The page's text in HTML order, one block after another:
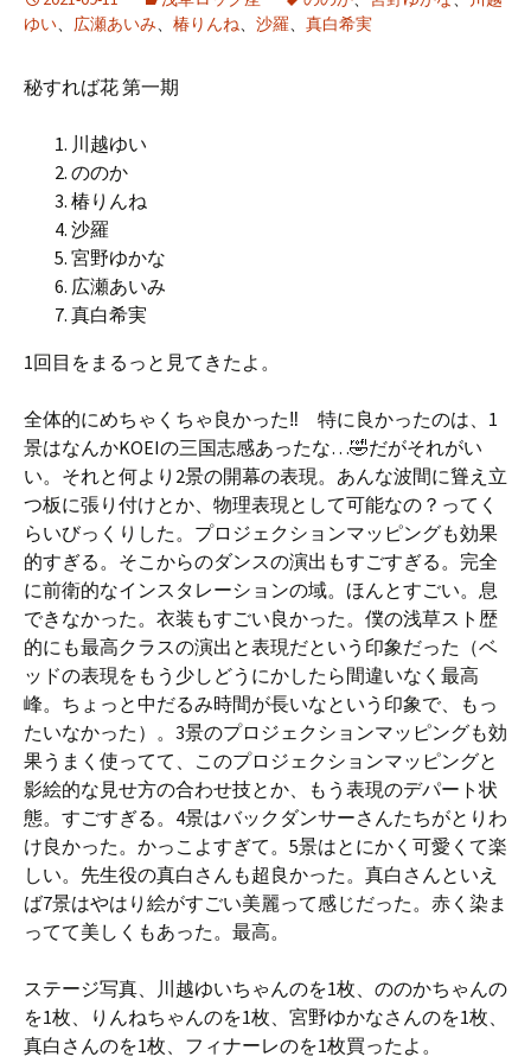
ゆい、 広瀬あいみ、 椿りんね、 沙羅、 真白希実
秘すれば花 第一期
川越ゆい
ののか
椿りんね
沙羅
宮野ゆかな
広瀬あいみ
真白希実
1回目をまるっと見てきたよ。
全体的にめちゃくちゃ良かった‼ 特に良かったのは、1
景はなんかKOEIの三国志感あったな…🤣だがそれがい
い。それと何より2景の開幕の表現。あんな波間に聳え立
つ板に張り付けとか、物理表現として可能なの？ってく
らいびっくりした。プロジェクションマッピングも効果
的すぎる。そこからのダンスの演出もすごすぎる。完全
に前衛的なインスタレーションの域。ほんとすごい。息
できなかった。衣装もすごい良かった。僕の浅草スト歴
的にも最高クラスの演出と表現だという印象だった（ベ
ッドの表現をもう少しどうにかしたら間違いなく最高
峰。ちょっと中だるみ時間が長いなという印象で、もっ
たいなかった）。3景のプロジェクションマッピングも効
果うまく使ってて、このプロジェクションマッピングと
影絵的な見せ方の合わせ技とか、もう表現のデパート状
態。すごすぎる。4景はバックダンサーさんたちがとりわ
け良かった。かっこよすぎて。5景はとにかく可愛くて楽
しい。先生役の真白さんも超良かった。真白さんといえ
ば7景はやはり絵がすごい美麗って感じだった。赤く染ま
ってて美しくもあった。最高。
ステージ写真、川越ゆいちゃんのを1枚、ののかちゃんの
を1枚、りんねちゃんのを1枚、宮野ゆかなさんのを1枚、
真白さんのを1枚、フィナーレのを1枚買ったよ。